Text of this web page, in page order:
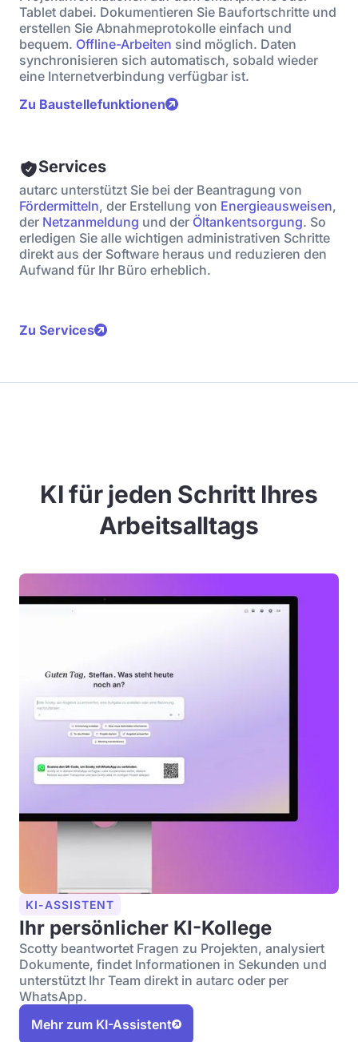
Tablet dabei. Dokumentieren Sie Baufortschritte und
erstellen Sie Abnahmeprotokolle einfach und
bequem. Offline-Arbeiten sind möglich. Daten
synchronisieren sich automatisch, sobald wieder
eine Internetverbindung verfügbar ist.
Zu Baustellefunktionen
Services
autarc unterstützt Sie bei der Beantragung von
Fördermitteln, der Erstellung von Energieausweisen,
der Netzanmeldung und der Öltankentsorgung. So
erledigen Sie alle wichtigen administrativen Schritte
direkt aus der Software heraus und reduzieren den
Aufwand für Ihr Büro erheblich.
Zu Services
KI für jeden Schritt Ihres
Arbeitsalltags
KI-ASSISTENT
Ihr persönlicher KI-Kollege
Scotty beantwortet Fragen zu Projekten, analysiert
Dokumente, findet Informationen in Sekunden und
unterstützt Ihr Team direkt in autarc oder per
WhatsApp.
Mehr zum KI-Assistent